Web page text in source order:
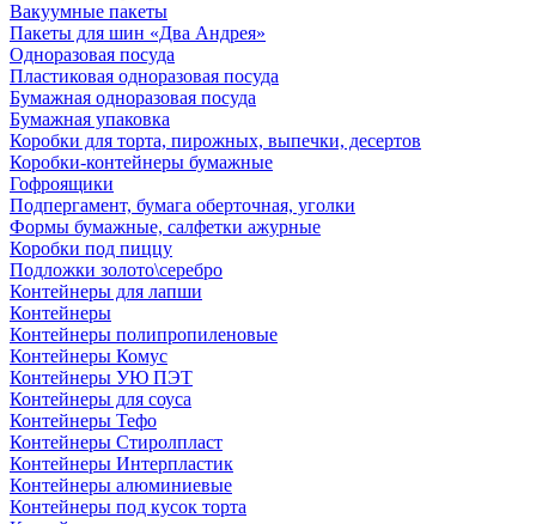
Вакуумные пакеты
Пакеты для шин «Два Андрея»
Одноразовая посуда
Пластиковая одноразовая посуда
Бумажная одноразовая посуда
Бумажная упаковка
Коробки для торта, пирожных, выпечки, десертов
Коробки-контейнеры бумажные
Гофроящики
Подпергамент, бумага оберточная, уголки
Формы бумажные, салфетки ажурные
Коробки под пиццу
Подложки золото\серебро
Контейнеры для лапши
Контейнеры
Контейнеры полипропиленовые
Контейнеры Комус
Контейнеры УЮ ПЭТ
Контейнеры для соуса
Контейнеры Тефо
Контейнеры Стиролпласт
Контейнеры Интерпластик
Контейнеры алюминиевые
Контейнеры под кусок торта